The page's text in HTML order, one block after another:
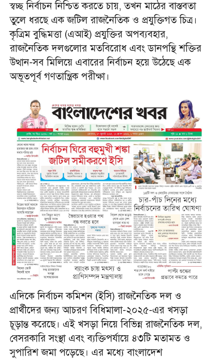
স্বচ্ছ নির্বাচন নিশ্চিত করতে চায়, তখন মাঠের বাস্তবতা
তুলে ধরছে এক জটিল রাজনৈতিক ও প্রযুক্তিগত চিত্র।
কৃত্রিম বুদ্ধিমত্তা (এআই) প্রযুক্তির অপব্যবহার,
রাজনৈতিক দলগুলোর মতবিরোধ এবং ডানপন্থি শক্তির
উত্থান-সব মিলিয়ে এবারের নির্বাচন হয়ে উঠেছে এক
অভূতপূর্ব গণতান্ত্রিক পরীক্ষা।
এদিকে নির্বাচন কমিশন (ইসি) রাজনৈতিক দল ও
প্রার্থীদের জন্য আচরণ বিধিমালা-২০২৫-এর খসড়া
চূড়ান্ত করেছে। এই খসড়া নিয়ে বিভিন্ন রাজনৈতিক দল,
বেসরকারি সংস্থা এবং ব্যক্তিপর্যায়ে ৪৩টি মতামত ও
সুপারিশ জমা পড়েছে। এর মধ্যে বাংলাদেশ